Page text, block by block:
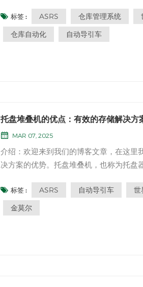
本文中，我们将探讨ASRS的关键特征和
响。提高效率：ASRS通过自动化商品...
标签 : ASRS 仓库管理系统
仓库自动化
自动导引车
托盘堆叠机的优点：有效的存储解决方
MAR 07, 2025
介绍：欢迎来到我们的博客文章，在这里
决方案的优势。托盘堆叠机，也称为托盘
解释为什么它们是寻求高效且有组织的存
效率：与手动堆叠相比，...
标签 : ASRS 自动导引车 世
金莫尔